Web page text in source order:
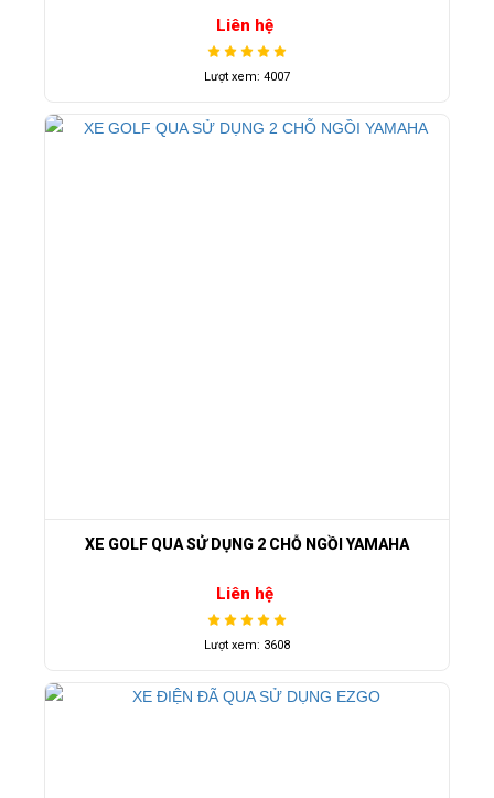
Liên hệ
Lượt xem: 4007
XE GOLF QUA SỬ DỤNG 2 CHỖ NGỒI YAMAHA
Liên hệ
Lượt xem: 3608